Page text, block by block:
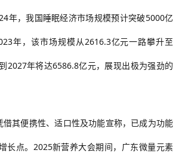
年，我国睡眠经济市场规模预计突破5000亿
年，该市场规模从2616.3亿元一路攀升至
2027年将达6586.8亿元，展现出极为强劲的
借其便携性、适口性及功能宣称，已成为功能
长点。2025新营养大会期间，广东微量元素